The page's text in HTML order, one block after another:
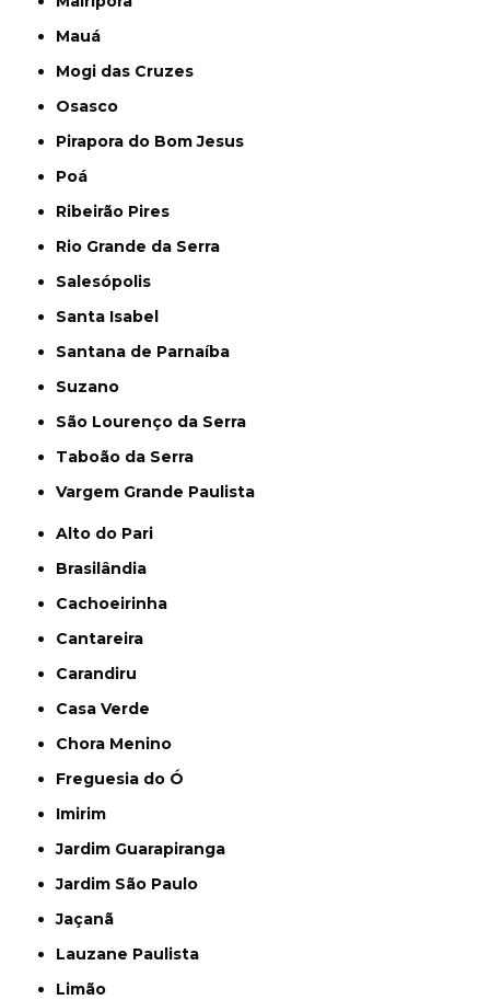
Mauá
Mogi das Cruzes
Osasco
Pirapora do Bom Jesus
Poá
Ribeirão Pires
Rio Grande da Serra
Salesópolis
Santa Isabel
Santana de Parnaíba
Suzano
São Lourenço da Serra
Taboão da Serra
Vargem Grande Paulista
Alto do Pari
Brasilândia
Cachoeirinha
Cantareira
Carandiru
Casa Verde
Chora Menino
Freguesia do Ó
Imirim
Jardim Guarapiranga
Jardim São Paulo
Jaçanã
Lauzane Paulista
Limão